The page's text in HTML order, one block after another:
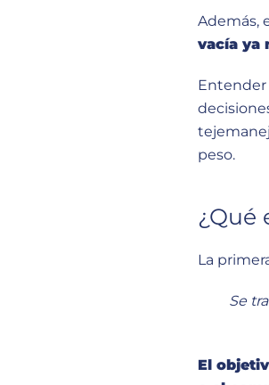
Además,
vacía ya
Entender
peso.
¿Qué
La
Se
El